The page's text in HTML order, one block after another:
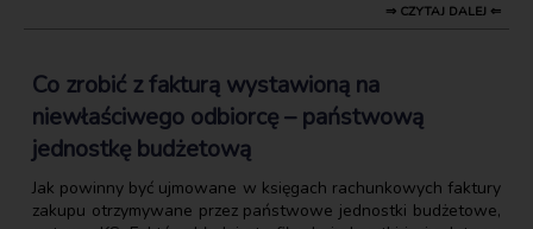
⇒ CZYTAJ DALEJ ⇐
Co zrobić z fakturą wystawioną na
niewłaściwego odbiorcę – państwową
jednostkę budżetową
Jak powinny być ujmowane w księgach rachunkowych faktury
zakupu otrzymywane przez państwowe jednostki budżetowe,